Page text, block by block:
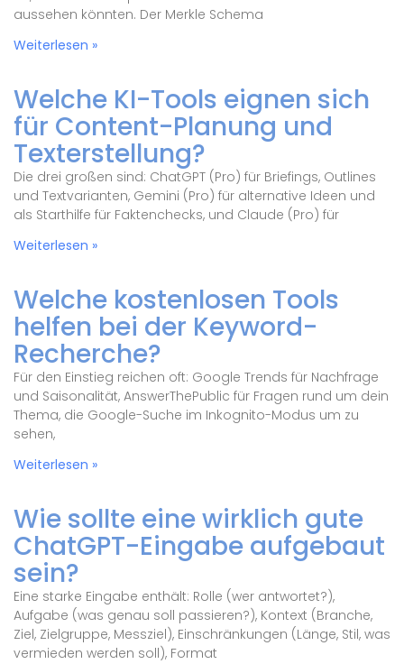
aussehen könnten. Der Merkle Schema
Weiterlesen »
Welche KI-Tools eignen sich
für Content-Planung und
Texterstellung?
Die drei großen sind: ChatGPT (Pro) für Briefings, Outlines
und Textvarianten, Gemini (Pro) für alternative Ideen und
als Starthilfe für Faktenchecks, und Claude (Pro) für
Weiterlesen »
Welche kostenlosen Tools
helfen bei der Keyword-
Recherche?
Für den Einstieg reichen oft: Google Trends für Nachfrage
und Saisonalität, AnswerThePublic für Fragen rund um dein
Thema, die Google-Suche im Inkognito-Modus um zu
sehen,
Weiterlesen »
Wie sollte eine wirklich gute
ChatGPT-Eingabe aufgebaut
sein?
Eine starke Eingabe enthält: Rolle (wer antwortet?),
Aufgabe (was genau soll passieren?), Kontext (Branche,
Ziel, Zielgruppe, Messziel), Einschränkungen (Länge, Stil, was
vermieden werden soll), Format